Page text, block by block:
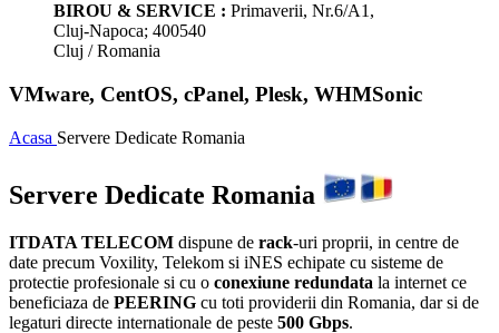
BIROU & SERVICE : Primaverii, Nr.6/A1,
Cluj-Napoca; 400540
Cluj / Romania
VMware, CentOS, cPanel, Plesk, WHMSonic
Acasa Servere Dedicate Romania
Servere Dedicate Romania
ITDATA TELECOM dispune de rack-uri proprii, in centre de
date precum Voxility, Telekom si iNES echipate cu sisteme de
protectie profesionale si cu o conexiune redundata la internet ce
beneficiaza de PEERING cu toti providerii din Romania, dar si de
legaturi directe internationale de peste 500 Gbps.